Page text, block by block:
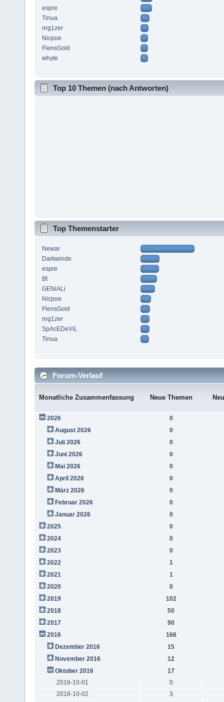
espre
Tinua
nrg1zer
Nicpoe
FlensGold
whyte
Top 10 Themen (nach Antworten)
Top Themenstarter
Newar
Darkwinde
espre
Bt
GENiALi
Nicpoe
FlensGold
nrg1zer
SpAcEDeViL
Tinua
Forum-Verlauf
Monatliche Zusammenfassung Neue Themen
2026
0
August 2026
0
Juli 2026
0
Juni 2026
0
Mai 2026
0
April 2026
0
März 2026
0
Februar 2026
0
Januar 2026
0
2025
0
2024
0
2023
0
2022
1
2021
1
2020
0
2019
102
2018
50
2017
90
2016
166
Dezember 2016
15
November 2016
12
Oktober 2016
17
2016-10-01
0
2016-10-02
3